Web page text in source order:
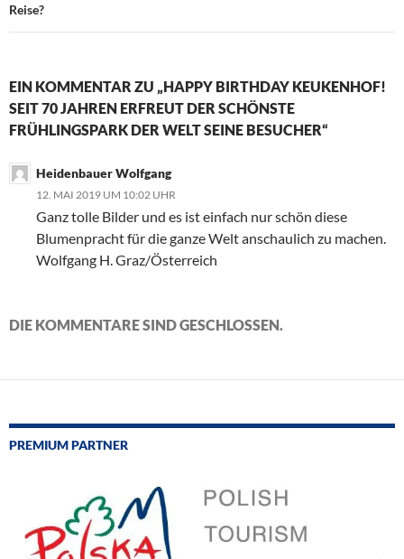
Reise?
EIN KOMMENTAR ZU „HAPPY BIRTHDAY KEUKENHOF!
SEIT 70 JAHREN ERFREUT DER SCHÖNSTE
FRÜHLINGSPARK DER WELT SEINE BESUCHER“
Heidenbauer Wolfgang
12. MAI 2019 UM 10:02 UHR
Ganz tolle Bilder und es ist einfach nur schön diese
Blumenpracht für die ganze Welt anschaulich zu machen.
Wolfgang H. Graz/Österreich
DIE KOMMENTARE SIND GESCHLOSSEN.
PREMIUM PARTNER